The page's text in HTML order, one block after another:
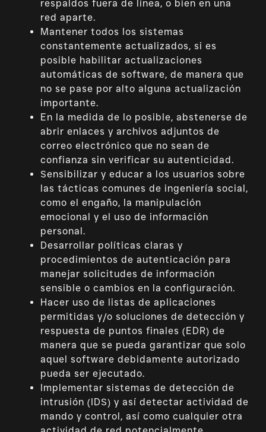
respaldos fuera de línea, o bien en una
red aparte.
Mantener todos los sistemas
constantemente actualizados, si es
posible habilitar actualizaciones
automáticas de software, de manera que
no se pase por alto alguna actualización
importante.
En la medida de lo posible, abstenerse de
abrir enlaces y archivos adjuntos de
correo electrónico que no sean de
confianza sin verificar su autenticidad.
Sensibilizar y educar a los usuarios sobre
las tácticas comunes de ingeniería social,
como el engaño, la manipulación
emocional y el uso de información
personal.
Desarrollar políticas claras y
procedimientos de autenticación para
manejar solicitudes de información
sensible o cambios en la configuración.
Hacer uso de listas de aplicaciones
permitidas y/o soluciones de detección y
respuesta de puntos finales (EDR) de
manera que se pueda garantizar que solo
aquel software debidamente autorizado
pueda ser ejecutado.
Implementar sistemas de detección de
intrusión (IDS) y así detectar actividad de
mando y control, así como cualquier otra